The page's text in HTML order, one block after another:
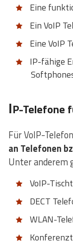
Eine
Ein VoIP
Eine VoIP
IP-fähige
IP-Telefone
Für VoIP-
an Telefonen
Unter anderem
VoIP-
DECT
WLAN-